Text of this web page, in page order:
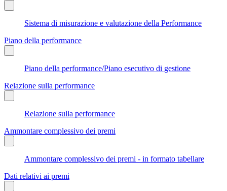
Sistema di misurazione e valutazione della Performance
Piano della performance
Piano della performance/Piano esecutivo di gestione
Relazione sulla performance
Relazione sulla performance
Ammontare complessivo dei premi
Ammontare complessivo dei premi - in formato tabellare
Dati relativi ai premi